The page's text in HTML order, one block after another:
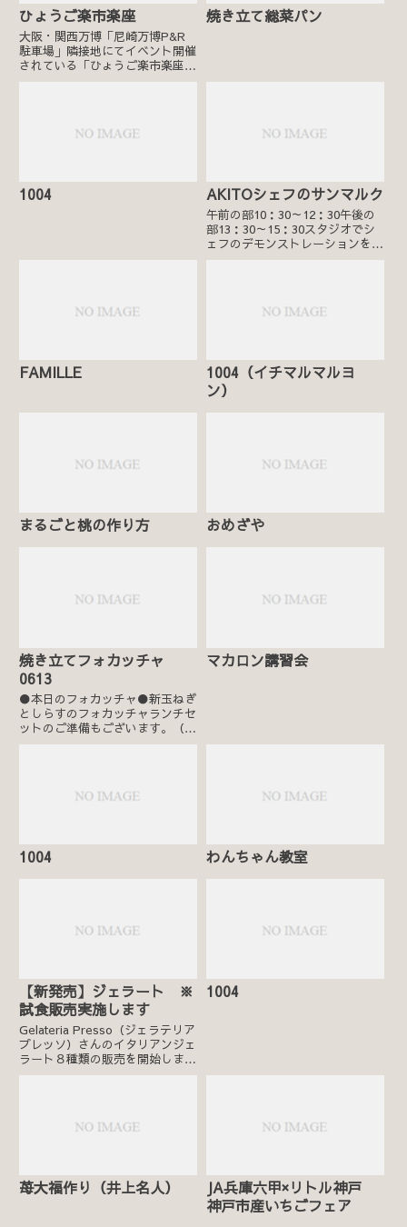
ひょうご楽市楽座
大阪・関西万博「尼崎万博P&R
駐車場」隣接地にてイベント開催
されている「ひょうご楽市楽座」
にリトル神戸が出店いたします。
いませ。 ひょうご楽市楽座
焼き立て総菜パン
1004 AKITOシェフのサンマルク
午前の部10：30～12：30午後の
部13：30～15：30スタジオでシ
ェフのデモンストレーションを見
学後、カフェにて皿盛りデザート
ン＆トロピカルジャ...
FAMILLE
1004（イチマルマルヨ
ン）
まるごと桃の作り方 おめざや
焼き立てフォカッチャ
0613
●本日のフォカッチャ●新玉ねぎ
としらすのフォカッチャランチセ
ットのご準備もございます。（テ
イクアウト可）
マカロン講習会
1004 わんちゃん教室
【新発売】ジェラート ※
試食販売実施します
Gelateria Presso（ジェラテリア
プレッソ）さんのイタリアンジェ
ラート８種類の販売を開始しま
す。詳細はこちら
1004
苺大福作り（井上名人）
JA兵庫六甲×リトル神戸
神戸市産いちごフェア